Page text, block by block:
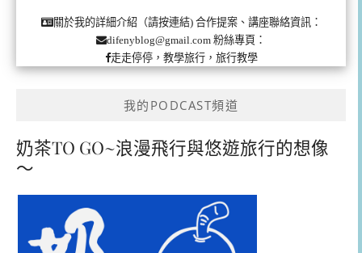
關於我的詳細介紹（請按連結)合作提案、講座聯絡資訊：
difenyblog@gmail.com 粉絲專頁：
走走停停，教學旅行，旅行教學
我的PODCAST頻道
奶茶TO GO~浪漫飛行與悠遊旅行的想像
～